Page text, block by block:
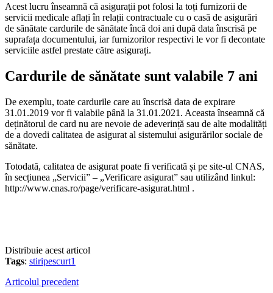
Acest lucru înseamnă că asigurații pot folosi la toți furnizorii de
servicii medicale aflați în relații contractuale cu o casă de asigurări
de sănătate cardurile de sănătate încă doi ani după data înscrisă pe
suprafața documentului, iar furnizorilor respectivi le vor fi decontate
serviciile astfel prestate către asigurați.
Cardurile de sănătate sunt valabile 7 ani
De exemplu, toate cardurile care au înscrisă data de expirare
31.01.2019 vor fi valabile până la 31.01.2021. Aceasta înseamnă că
deținătorul de card nu are nevoie de adeverință sau de alte modalități
de a dovedi calitatea de asigurat al sistemului asigurărilor sociale de
sănătate.
Totodată, calitatea de asigurat poate fi verificată și pe site-ul CNAS,
în secțiunea „Servicii” – „Verificare asigurat” sau utilizând linkul:
http://www.cnas.ro/page/verificare-asigurat.html .
Distribuie acest articol
Tags: stiripescurt1
Articolul precedent